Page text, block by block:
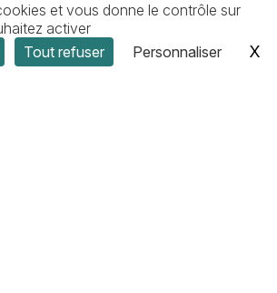
FR
et vous donne le contrôle sur
activer
Tout refuser Personnaliser X